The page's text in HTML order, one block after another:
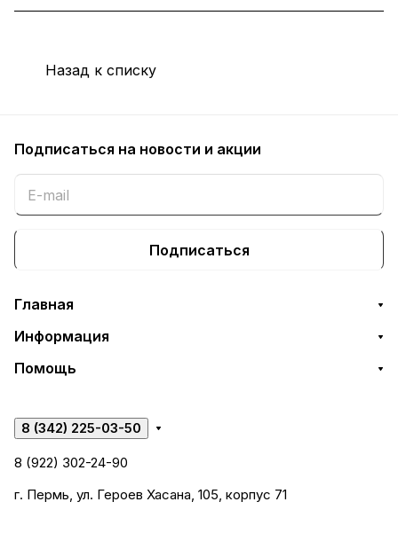
Назад к списку
Подписаться на новости и акции
Подписаться
Главная
Информация
Помощь
8 (342) 225-03-50
8 (922) 302-24-90
г. Пермь, ул. Героев Хасана, 105, корпус 71